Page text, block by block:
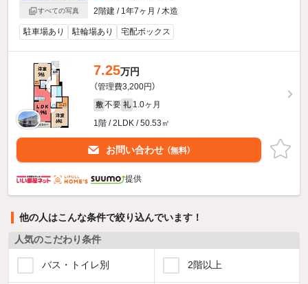
すべての写真
2階建 / 1年7ヶ月 / 木造
駐車場あり 駐輪場あり 宅配ボックス
7.25万円
（管理費3,200円）
敷 不要 礼 1.0ヶ月
1階 / 2LDK / 50.53㎡
お問い合わせ （無料）
提供
他の人はこんな条件で絞り込んでいます！
人気のこだわり条件
バス・トイレ別 2階以上